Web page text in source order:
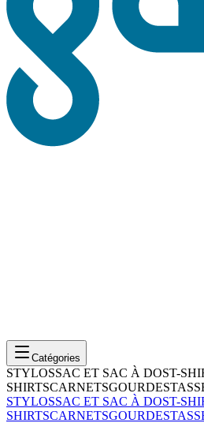
Catégories
STYLOSSAC ET SAC À DOST-
SHIRTSCARNETSGOURDES
STYLOSSAC ET SAC À DOST-
SHIRTSCARNETSGOURDES